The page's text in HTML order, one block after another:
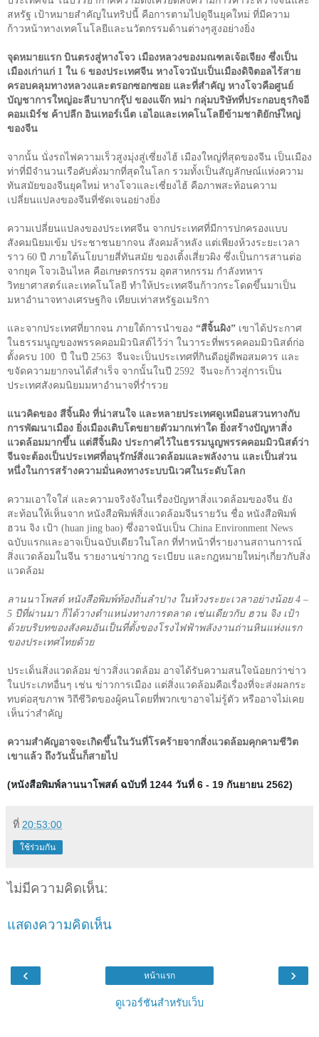
สหรัฐ เป้าหมายสำคัญในทริปนี้ คือการตามไปดูจีนยุคใหม่ ที่มีความ
ก้าวหน้าทางเทคโนโลยีและนวัตกรรมด้านต่างๆสูงอย่างยิ่ง
จุดหมายแรก บินตรงสู่หางโจว เมืองหลวงของมณฑลเจ้อเจียง ซึ่งเป็น
เมืองเก่าแก่ 1 ใน 6 ของประเทศจีน หางโจวนับเป็นเมืองดิจิตอลไร้สาย
ครอบคลุมทางหลวงและตรอกซอกซอย และที่สำคัญ หางโจวคือศูนย์
บัญชาการใหญ่อะลีบาบากรุ๊ป ของแจ๊ก หม่า กลุ่มบริษัทที่ประกอบธุรกิจอี
คอมเมิร์ช ค้าปลีก อินเทอร์เน็ต เอไอและเทคโนโลยีข้ามชาติยักษ์ใหญ่
ของจีน
จากนั้น นั่งรถไฟความเร็วสูงมุ่งสู่เซี่ยงไฮ้ เมืองใหญ่ที่สุดของจีน เป็นเมือง
ท่าที่มีจำนวนเรือคับคั่งมากที่สุดในโลก รวมทั้งเป็นสัญลักษณ์แห่งความ
ทันสมัยของจีนยุคใหม่ หางโจวและเซี่ยงไฮ้ คือภาพสะท้อนความ
เปลี่ยนแปลงของจีนที่ชัดเจนอย่างยิ่ง
ความเปลี่ยนแปลงของประเทศจีน จากประเทศที่มีการปกครองแบบ
สังคมนิยมเข้ม ประชาชนยากจน สังคมล้าหลัง แต่เพียงห้วงระยะเวลา
ราว 60 ปี ภายใต้นโยบายสี่ทันสมัย ของเติ้งเสี่ยวผิง ซึ่งเป็นการสานต่อ
จากยุค โจวเอินไหล คือเกษตรกรรม อุตสาหกรรม กำลังทหาร
วิทยาศาสตร์และเทคโนโลยี ทำให้ประเทศจีนก้าวกระโดดขึ้นมาเป็น
มหาอำนาจทางเศรษฐกิจ เทียบเท่าสหรัฐอเมริกา
และจากประเทศที่ยากจน ภายใต้การนำของ “สีจิ้นผิง” เขาได้ประกาศ
ในธรรมนูญของพรรคคอมมิวนิสต์ไว้ว่า ในวาระที่พรรคคอมมิวนิสต์ก่อ
ตั้งครบ 100 ปี ในปี 2563 จีนจะเป็นประเทศที่กินดีอยู่ดีพอสมควร และ
ขจัดความยากจนได้สำเร็จ จากนั้นในปี 2592 จีนจะก้าวสู่การเป็น
ประเทศสังคมนิยมมหาอำนาจที่ร่ำรวย
แนวคิดของ สีจิ้นผิง ที่น่าสนใจ และหลายประเทศดูเหมือนสวนทางกับ
การพัฒนาเมือง ยิ่งเมืองเติบโตขยายตัวมากเท่าใด ยิ่งสร้างปัญหาสิ่ง
แวดล้อมมากขึ้น แต่สีจิ้นผิง ประกาศไว้ในธรรมนูญพรรคคอมมิวนิสต์ว่า
จีนจะต้องเป็นประเทศที่อนุรักษ์สิ่งแวดล้อมและพลังงาน และเป็นส่วน
หนึ่งในการสร้างความมั่นคงทางระบบนิเวศในระดับโลก
ความเอาใจใส่ และความจริงจังในเรื่องปัญหาสิ่งแวดล้อมของจีน ยัง
สะท้อนให้เห็นจาก หนังสือพิมพ์สิ่งแวดล้อมจีนรายวัน ชื่อ หนังสือพิมพ์
ฮวน จิง เป้า (huan jing bao) ซึ่งอาจนับเป็น China Environment News
ฉบับแรกและอาจเป็นฉบับเดียวในโลก ที่ทำหน้าที่รายงานสถานการณ์
สิ่งแวดล้อมในจีน รายงานข่าวกฎ ระเบียบ และกฎหมายใหม่ๆเกี่ยวกับสิ่ง
แวดล้อม
ลานนาโพสต์ หนังสือพิมพ์ท้องถิ่นลำปาง ในห้วงระยะเวลาอย่างน้อย 4 –
5 ปีที่ผ่านมา ก็ได้วางตำแหน่งทางการตลาด เช่นเดียวกับ ฮวน จิง เป้า
ด้วยบริบทของสังคมอันเป็นที่ตั้งของโรงไฟฟ้าพลังงานถ่านหินแห่งแรก
ของประเทศไทยด้วย
ประเด็นสิ่งแวดล้อม ข่าวสิ่งแวดล้อม อาจได้รับความสนใจน้อยกว่าข่าว
ในประเภทอื่นๆ เช่น ข่าวการเมือง แต่สิ่งแวดล้อมคือเรื่องที่จะส่งผลกระ
ทบต่อสุขภาพ วิถีชีวิตของผู้คนโดยที่พวกเขาอาจไม่รู้ตัว หรืออาจไม่เคย
เห็นว่าสำคัญ
ความสำคัญอาจจะเกิดขึ้นในวันที่โรคร้ายจากสิ่งแวดล้อมคุกคามชีวิต
เขาแล้ว ถึงวันนั้นก็สายไป
(หนังสือพิมพ์ลานนาโพสต์ ฉบับที่ 1244 วันที่ 6 - 19 กันยายน 2562)
ที่ 20:53:00
ใช้ร่วมกัน
ไม่มีความคิดเห็น:
แสดงความคิดเห็น
‹ ›
หน้าแรก
ดูเวอร์ชันสำหรับเว็บ